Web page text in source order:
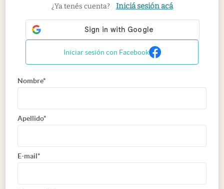
¿Ya tenés cuenta? Iniciá sesión acá
Iniciar sesión con Facebook
Nombre*
Apellido*
E-mail*